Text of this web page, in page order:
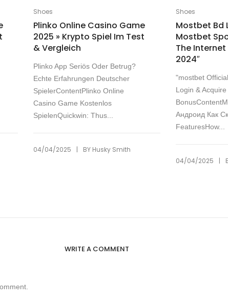
Shoes
Plinko Online Casino Game
2025 » Krypto Spiel Im Test
& Vergleich
Plinko App Seriös Oder Betrug?
Echte Erfahrungen Deutscher
SpielerContentPlinko Online
Casino Game Kostenlos
SpielenQuickwin: Thus...
04/04/2025 | BY Husky Smith
Shoes
Mostbet Bd
Mostbet
The
2024″
"mostbet
Login & Acquire
Андроид Как
FeaturesHow...
04/04/2025 |
WRITE A COMMENT